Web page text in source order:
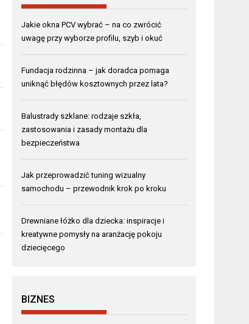
Jakie okna PCV wybrać – na co zwrócić
uwagę przy wyborze profilu, szyb i okuć
Fundacja rodzinna – jak doradca pomaga
uniknąć błędów kosztownych przez lata?
Balustrady szklane: rodzaje szkła,
zastosowania i zasady montażu dla
bezpieczeństwa
Jak przeprowadzić tuning wizualny
samochodu – przewodnik krok po kroku
Drewniane łóżko dla dziecka: inspiracje i
kreatywne pomysły na aranżację pokoju
dziecięcego
BIZNES